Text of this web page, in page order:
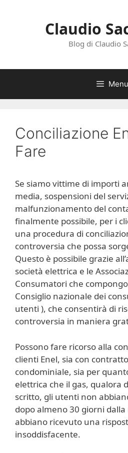
Claudio
Blog di Claudio
Menu
Conciliazione
Fare
Se siamo vittime di importi
media, sospensioni del
malfunzionamento del
finalmente possibile, per i
una procedura di
controversia che possa
Questo è possibile grazie
società elettrica e le
Consumatori che
Consiglio nazionale dei
utenti ), che consentirà di
controversia in maniera
Possono fare ricorso alla
clienti Enel, sia con
condominiale, sia per
elettrica che il gas, qualora
scritto, gli utenti non
dopo almeno 30 giorni
abbiano ricevuto una
insoddisfacente.